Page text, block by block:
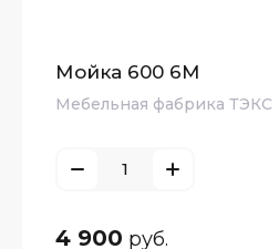
Мойка 600 6М
Мебельная фабрика ТЭКС
4 900 руб.